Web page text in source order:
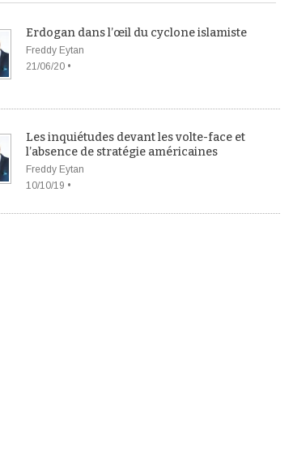
Erdogan dans l’œil du cyclone islamiste
Freddy Eytan
21/06/20 •
Les inquiétudes devant les volte-face et
l’absence de stratégie américaines
Freddy Eytan
10/10/19 •